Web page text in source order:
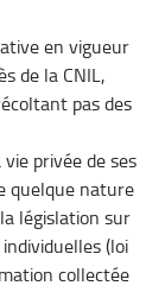
en vigueur
de la CNIL,
pas des
privée de ses
quelque nature
législation sur
(loi
collectée